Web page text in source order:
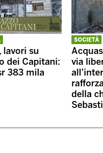
lavori su
dei Capitani:
383 mila
SOCIETÀ
via
della